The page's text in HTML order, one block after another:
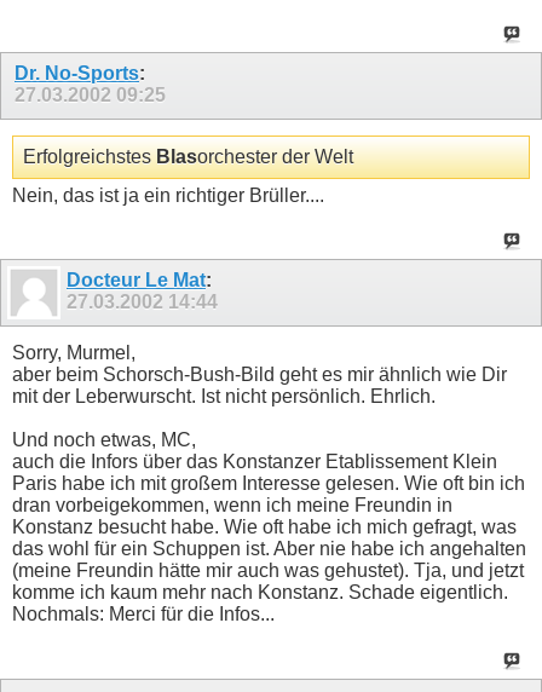
Dr. No-Sports:
27.03.2002 09:25
ErfolgreichstesBlasorchester der Welt
Nein, das ist ja ein richtiger Brüller....
Docteur Le Mat:
27.03.2002 14:44
Sorry, Murmel,
aber beim Schorsch-Bush-Bild geht es mir ähnlich wie Dir
mit der Leberwurscht. Ist nicht persönlich. Ehrlich.
Und noch etwas, MC,
auch die Infors über das Konstanzer Etablissement Klein
Paris habe ich mit großem Interesse gelesen. Wie oft bin ich
dran vorbeigekommen, wenn ich meine Freundin in
Konstanz besucht habe. Wie oft habe ich mich gefragt, was
das wohl für ein Schuppen ist. Aber nie habe ich angehalten
(meine Freundin hätte mir auch was gehustet). Tja, und jetzt
komme ich kaum mehr nach Konstanz. Schade eigentlich.
Nochmals: Merci für die Infos...